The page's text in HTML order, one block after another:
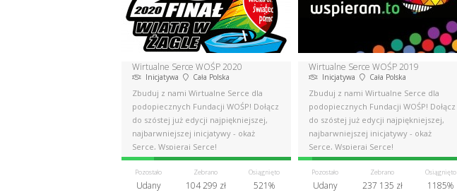
Wirtualne Serce WOŚP 2020
Inicjatywa Cała Polska
Zbuduj z nami Wirtualne Serce dla
podopiecznych Fundacji WOŚP! Dołącz
do szóstej już edycji najpiękniejszej,
najbarwniejszej inicjatywy - okaż
Serce, Wspieraj Serce!
Pozostało
Udany
Zebrano
104 299 zł
Osiągnięto
521%
Wirtualne Serce WOŚP 2019
Inicjatywa Cała Polska
Zbuduj z nami Wirtualne Serce dla
podopiecznych Fundacji WOŚP! Dołącz
do szóstej już edycji najpiękniejszej,
najbarwniejszej inicjatywy - okaż
Serce, Wspieraj Serce!
Pozostało
Udany
Zebrano
237 135 zł
Osiągnięto
1185%